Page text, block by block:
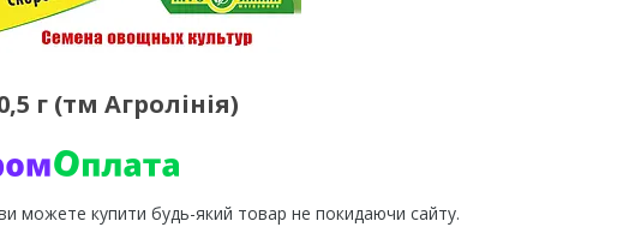
г (тм Агролінія)
можете купити будь-який товар не покидаючи сайту.